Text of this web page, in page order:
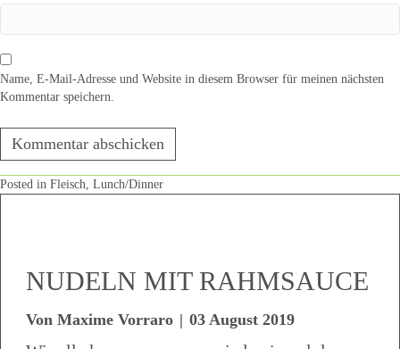
Name, E-Mail-Adresse und Website in diesem Browser für meinen nächsten
Kommentar speichern.
Posted in Fleisch, Lunch/Dinner
NUDELN MIT RAHMSAUCE
Von Maxime Vorraro | 03 August 2019